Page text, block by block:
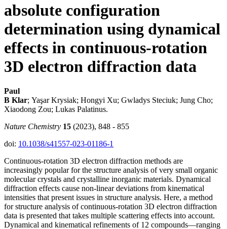
absolute configuration
determination using dynamical
effects in continuous-rotation
3D electron diffraction data
Paul
B Klar; Yaşar Krysiak; Hongyi Xu; Gwladys Steciuk; Jung Cho;
Xiaodong Zou; Lukas Palatinus.
Nature Chemistry 15 (2023), 848 - 855
doi: 10.1038/s41557-023-01186-1
Continuous-rotation 3D electron diffraction methods are
increasingly popular for the structure analysis of very small organic
molecular crystals and crystalline inorganic materials. Dynamical
diffraction effects cause non-linear deviations from kinematical
intensities that present issues in structure analysis. Here, a method
for structure analysis of continuous-rotation 3D electron diffraction
data is presented that takes multiple scattering effects into account.
Dynamical and kinematical refinements of 12 compounds—ranging